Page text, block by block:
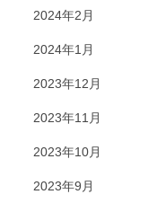
2024年2月
2024年1月
2023年12月
2023年11月
2023年10月
2023年9月